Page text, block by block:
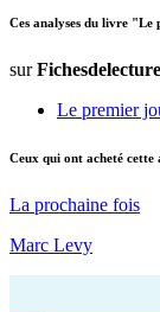
Ces analyses du livre
sur
Le premier
Ceux qui ont acheté
La prochaine fois
Marc Levy